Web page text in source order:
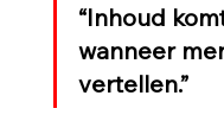
“Inhoud
wanneer
vertellen.”